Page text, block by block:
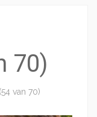
70)
van 70)